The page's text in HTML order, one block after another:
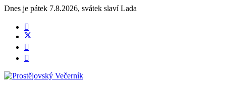
Dnes je pátek 7.8.2026, svátek slavíLada